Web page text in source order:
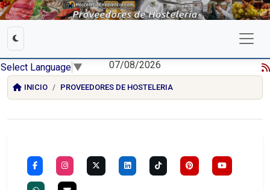
Select Language ▼ 07/08/2026
INICIO PROVEEDORES DE HOSTELERIA